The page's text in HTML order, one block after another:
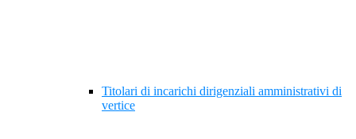
Titolari di incarichi dirigenziali amministrativi di
vertice